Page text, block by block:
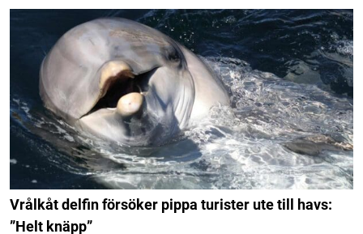
Vrålkåt delfin försöker pippa turister ute till havs:
”Helt knäpp”